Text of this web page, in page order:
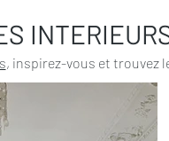
, inspirez-vous et trouvez